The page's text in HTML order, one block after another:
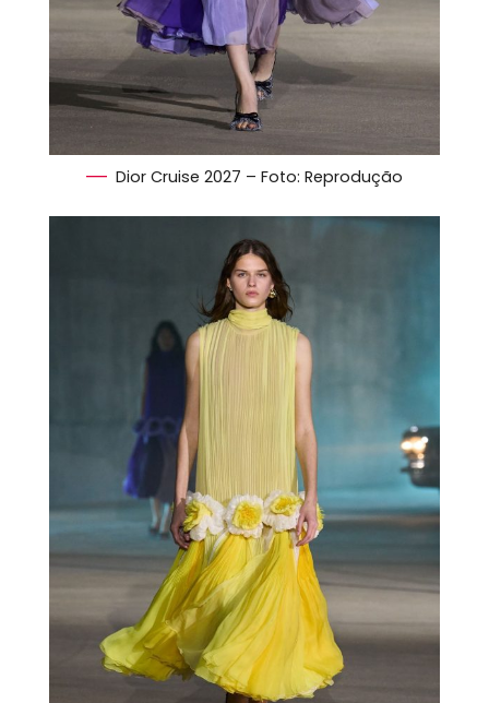
Dior Cruise 2027 – Foto: Reprodução